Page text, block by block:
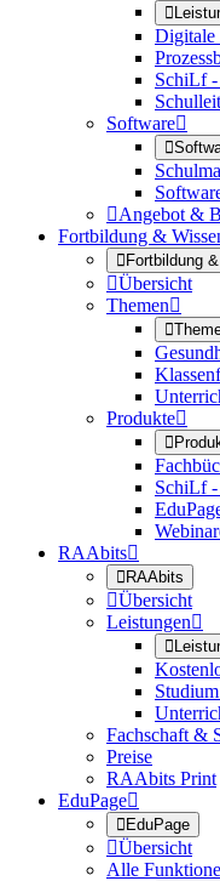

Digitale
SchiLf
Software

Angebot &
Fortbildung &
Fortbildung
Übersicht
Themen

Produkte

SchiLf
RAAbits
RAAbits
Übersicht
Leistungen

Fachschaft &
Preise
RAAbits Print
EduPage
EduPage
Übersicht
Alle